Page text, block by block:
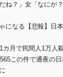
ね？」女「なに
になる【悲報】日
月で民間人1万人
この件で通夜の